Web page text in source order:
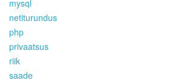
mysql
netiturundus
php
privaatsus
riik
saade